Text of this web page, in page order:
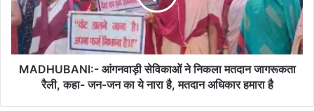
मतदान
जागरूकता
रैली,
कहा-
जन-MADHUBANI:- आंगनवाड़ी सेविकाओं ने निकला मतदान जागरूकता
रैली, कहा- जन-जन का ये नारा है, मतदान अधिकार हमारा है